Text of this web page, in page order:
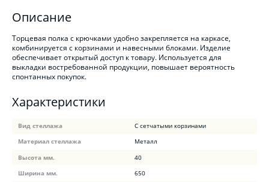
Описание
Торцевая полка с крючками удобно закрепляется на каркасе,
комбинируется с корзинами и навесными блоками. Изделие
обеспечивает открытый доступ к товару. Используется для
выкладки востребованной продукции, повышает вероятность
спонтанных покупок.
Характеристики
Вид стеллажа
С сетчатыми корзинами
Материал стеллажа
Металл
Высота мм.
40
Ширина мм.
650